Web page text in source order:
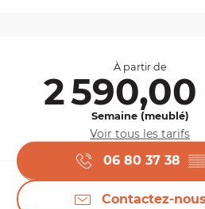
À partir de
2
Semaine (meublé)
Voir tous les tarifs
06 80 37 38 ▒▒
Contactez-nous